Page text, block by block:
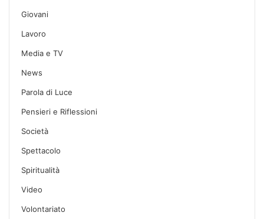
Giovani
Lavoro
Media e TV
News
Parola di Luce
Pensieri e Riflessioni
Società
Spettacolo
Spiritualità
Video
Volontariato